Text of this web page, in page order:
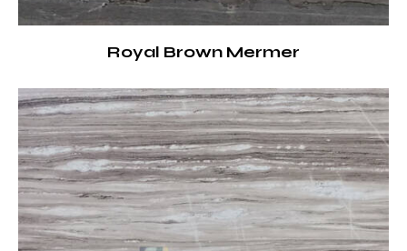
Royal Brown Mermer